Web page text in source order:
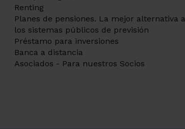
Renting
Planes de pensiones. La mejor alternativa a
los sistemas públicos de previsión
Préstamo para inversiones
Banca a distancia
Asociados - Para nuestros Socios